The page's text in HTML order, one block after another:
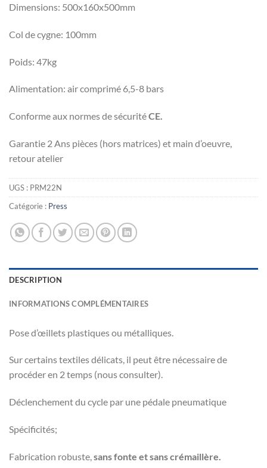
Dimensions: 500x160x500mm
Col de cygne: 100mm
Poids: 47kg
Alimentation: air comprimé 6,5-8 bars
Conforme aux normes de sécuritéCE.
Garantie 2 Ans pièces (hors matrices) et main d’oeuvre,
retour atelier
UGS : PRM22N
Catégorie : Press
DESCRIPTION
INFORMATIONS COMPLÉMENTAIRES
Pose d’œillets plastiques ou métalliques.
Sur certains textiles délicats, il peut être nécessaire de
procéder en 2 temps (nous consulter).
Déclenchement du cycle par une pédale pneumatique
Spécificités;
Fabrication robuste,sans fonte et sans crémaillère.